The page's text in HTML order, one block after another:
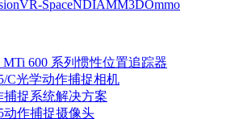
VR-SpaceNDIAMM3DOmmo
MTi 600 系列惯性位置追踪器
C光学动作捕捉相机
捕捉系统解决方案
动作捕捉摄像头